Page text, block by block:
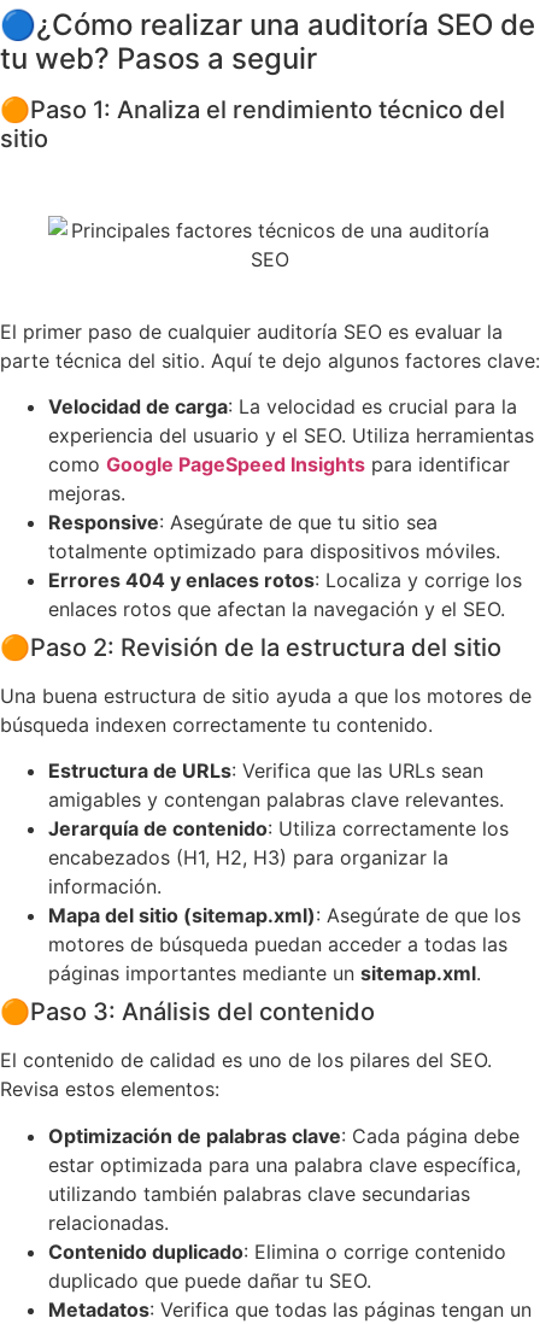
🔵¿Cómo realizar una auditoría SEO de
tu web? Pasos a seguir
🟠Paso 1: Analiza el rendimiento técnico del
sitio
El primer paso de cualquier auditoría SEO es evaluar la
parte técnica del sitio. Aquí te dejo algunos factores clave:
Velocidad de carga: La velocidad es crucial para la
experiencia del usuario y el SEO. Utiliza herramientas
como Google PageSpeed Insights para identificar
mejoras.
Responsive: Asegúrate de que tu sitio sea
totalmente optimizado para dispositivos móviles.
Errores 404 y enlaces rotos: Localiza y corrige los
enlaces rotos que afectan la navegación y el SEO.
🟠Paso 2: Revisión de la estructura del sitio
Una buena estructura de sitio ayuda a que los motores de
búsqueda indexen correctamente tu contenido.
Estructura de URLs: Verifica que las URLs sean
amigables y contengan palabras clave relevantes.
Jerarquía de contenido: Utiliza correctamente los
encabezados (H1, H2, H3) para organizar la
información.
Mapa del sitio (sitemap.xml): Asegúrate de que los
motores de búsqueda puedan acceder a todas las
páginas importantes mediante un sitemap.xml.
🟠Paso 3: Análisis del contenido
El contenido de calidad es uno de los pilares del SEO.
Revisa estos elementos:
Optimización de palabras clave: Cada página debe
estar optimizada para una palabra clave específica,
utilizando también palabras clave secundarias
relacionadas.
Contenido duplicado: Elimina o corrige contenido
duplicado que puede dañar tu SEO.
Metadatos: Verifica que todas las páginas tengan un